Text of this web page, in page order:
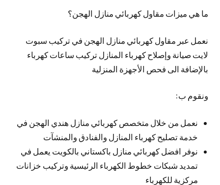
ما هي ميزات مقاول كهربائي منازل الهجن؟
نعمل عبر مقاول كهربائي منازل الهجن في تركيب سبوت
لايت صيانة وإصلاح كهرباء المنازل تركيب ساعات كهرباء
بالإضافة الى فحص الأجهزة المنزلية
ونقوم ب:
نعمل من خلال متخصص كهربائي منازل هندي الهجن في
خدمة تصليح كهرباء المنازل والفنادق والمنشآت
نوفر افضل كهربائي منازل باكستاني بالكويت يعمل في
تمديد شبكات خطوط الكهرباء الرئيسية وتركيب خزانات
مركزية للكهرباء